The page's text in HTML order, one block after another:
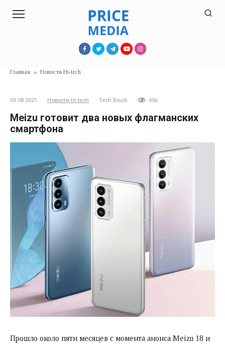
Главная » Новости Hi-tech
09.08.2021 Новости Hi-tech Tech Boulk 456
Meizu готовит два новых флагманских
смартфона
Прошло около пяти месяцев с момента анонса Meizu 18 и